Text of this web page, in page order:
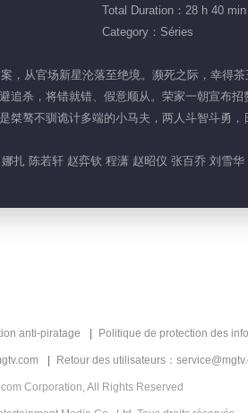
Total Duration：28 h 40 min
Category：Séries
，从官场新星沦落至绝境。濒死之际，幸得
杀，将错就错、假意顺从。荣家一朝宣布
骜不驯诡计多端的小马夫，两人斗智斗勇
扎 陈若轩 赵弈钦 程潇 赵昭仪 张百乔 刘雪
anti-piratage Politique de protection des
Retour des utilisateurs：
Corporation, All Rights Reserved